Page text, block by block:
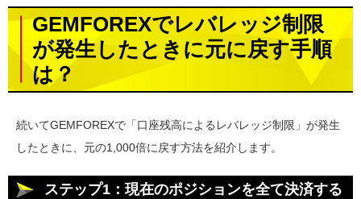
GEMFOREXでレバレッジ制限
が発生したときに元に戻す手順
は？
続いてGEMFOREXで「口座残高によるレバレッジ制限」が発生
したときに、元の1,000倍に戻す方法を紹介します。
ステップ1：現在のポジションを全て決済する